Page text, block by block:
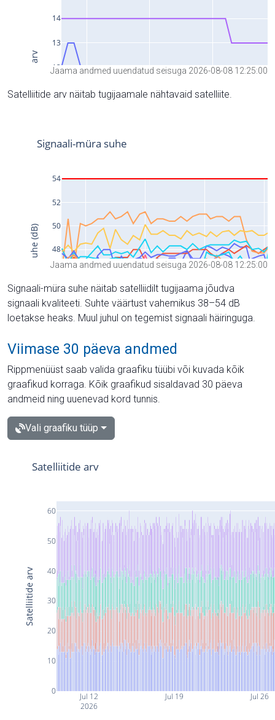
Jaama andmed uuendatud seisuga 2026-08-08 12:25:00
Satelliitide arv näitab tugijaamale nähtavaid satelliite.
Jaama andmed uuendatud seisuga 2026-08-08 12:25:00
Signaali-müra suhe näitab satelliidilt tugijaama jõudva
signaali kvaliteeti. Suhte väärtust vahemikus 38–54 dB
loetakse heaks. Muul juhul on tegemist signaali häiringuga.
Viimase 30 päeva andmed
Rippmenüüst saab valida graafiku tüübi või kuvada kõik
graafikud korraga. Kõik graafikud sisaldavad 30 päeva
andmeid ning uuenevad kord tunnis.
Vali graafiku tüüp
Jul 12
2026
Jul 19 Jul 26
0
10
20
30
40
50
60
Satelliitide arv
Satelliitide arv